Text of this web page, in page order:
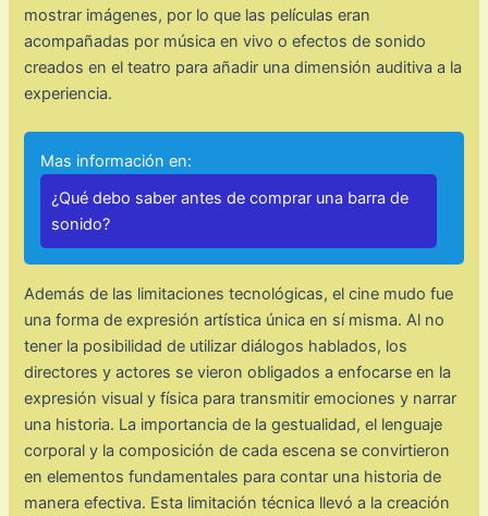
mostrar imágenes, por lo que las películas eran
acompañadas por música en vivo o efectos de sonido
creados en el teatro para añadir una dimensión auditiva a la
experiencia.
Mas información en:
¿Qué debo saber antes de comprar una barra de
sonido?
Además de las limitaciones tecnológicas, el cine mudo fue
una forma de expresión artística única en sí misma. Al no
tener la posibilidad de utilizar diálogos hablados, los
directores y actores se vieron obligados a enfocarse en la
expresión visual y física para transmitir emociones y narrar
una historia. La importancia de la gestualidad, el lenguaje
corporal y la composición de cada escena se convirtieron
en elementos fundamentales para contar una historia de
manera efectiva. Esta limitación técnica llevó a la creación